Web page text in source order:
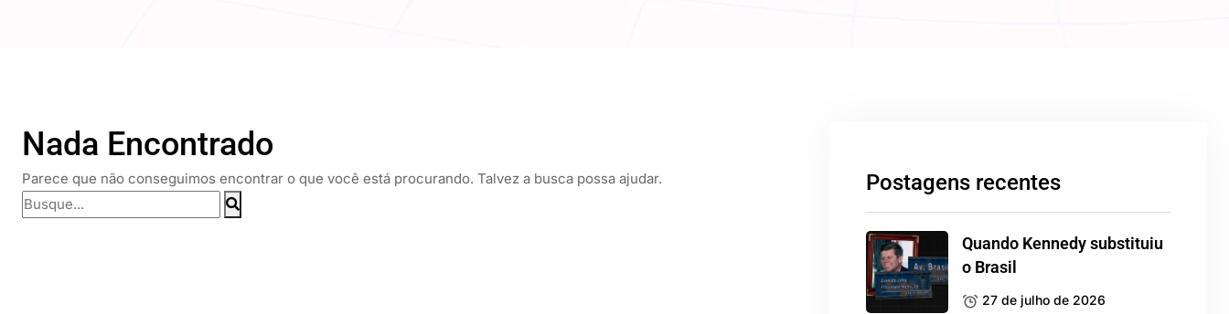
Nada Encontrado
Parece que não conseguimos encontrar o que você está procurando. Talvez a busca possa ajudar. Postagens recentes
Quando Kennedy substituiu
o Brasil
27 de julho de 2026